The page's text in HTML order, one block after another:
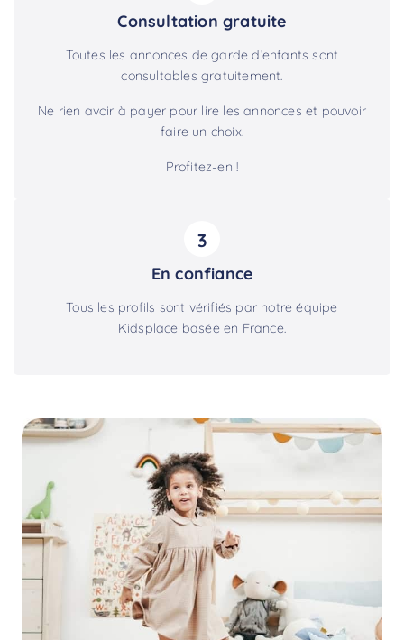
Consultation gratuite
Toutes les annonces de garde d’enfants sont
consultables gratuitement.
Ne rien avoir à payer pour lire les annonces et pouvoir
faire un choix.
Profitez-en !
3
En confiance
Tous les profils sont vérifiés par notre équipe
Kidsplace basée en France.